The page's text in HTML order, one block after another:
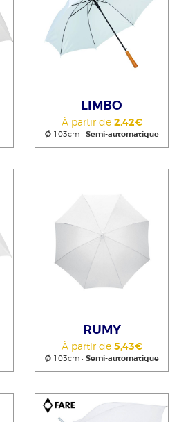
LIMBO
À partir de 2,42€
Ø103cm • Semi-automatique
RUMY
À partir de 5,43€
Ø103cm • Semi-automatique